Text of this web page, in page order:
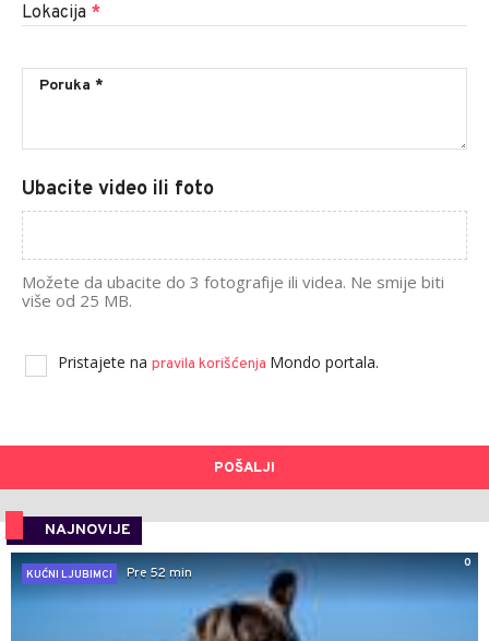
Lokacija *
Ubacite video ili foto
Možete da ubacite do 3 fotografije ili videa. Ne smije biti
više od 25 MB.
Pristajete na pravila korišćenja Mondo portala.
POŠALJI
NAJNOVIJE
0
KUĆNI LJUBIMCI
Pre 52 min